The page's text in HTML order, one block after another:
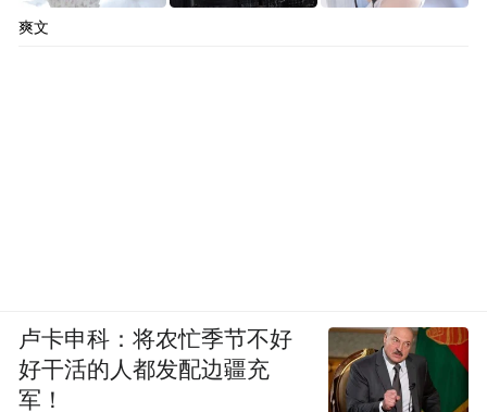
爽文
卢卡申科：将农忙季节不好
好干活的人都发配边疆充
军！